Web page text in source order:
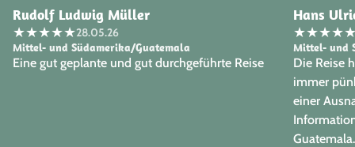
Rudolf Ludwig Müller
★★★★★28.05.26
Mittel- und Südamerika/Guatemala
Eine gut geplante und gut durchgeführte Reise
Hans
★★★★
Mittel- und
Die Reise
immer
einer